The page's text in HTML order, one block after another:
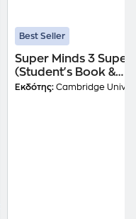
Best Seller
Super Minds 3 Super
(Student's Book &
Workbook &
Εκδότης: Cambridge